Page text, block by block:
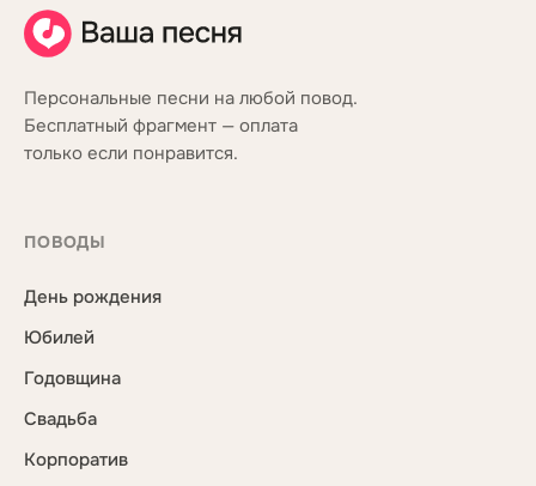
Персональные песни на любой повод.
Бесплатный фрагмент — оплата
только если понравится.
ПОВОДЫ
День рождения
Юбилей
Годовщина
Свадьба
Корпоратив